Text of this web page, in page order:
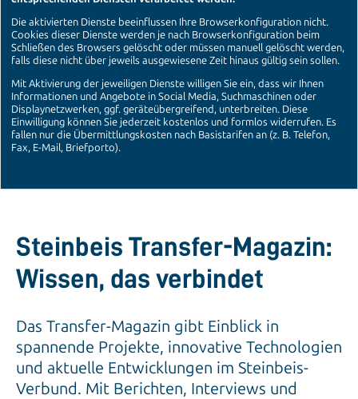
Steinbeis Transfer-Magazin:
Wissen, das verbindet
Das Transfer-Magazin gibt Einblick in
spannende Projekte, innovative Technologien
und aktuelle Entwicklungen im Steinbeis-
Verbund. Mit Berichten, Interviews und